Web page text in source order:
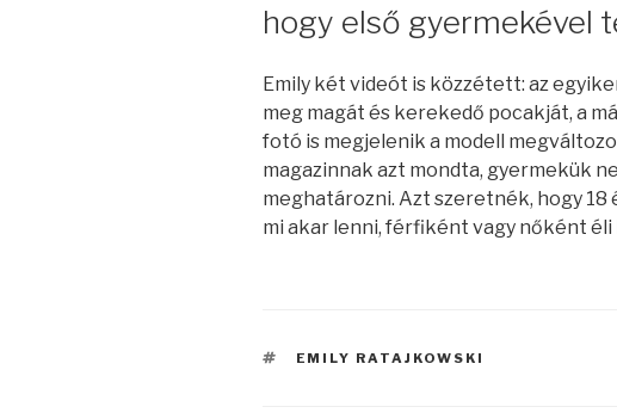
hogy első gyermekével
Emily két videót is közzétett: az
meg magát és kerekedő pocakját, a
fotó is megjelenik a modell
magazinnak azt mondta, gyermekük
meghatározni. Azt szeretnék, hogy 18
mi akar lenni, férfiként vagy nőként éli
CÍMKÉK
EMILY RATAJKOWSKI